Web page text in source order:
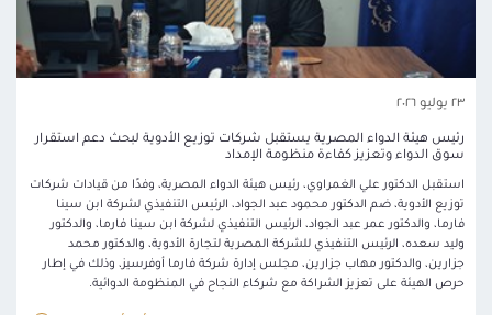
٢٣ يوليو ٢٠٢٦
رئيس هيئة الدواء المصرية يستقبل شركات توزيع الأدوية لبحث دعم استقرار
سوق الدواء وتعزيز كفاءة منظومة الإمداد
استقبل الدكتور علي الغمراوي، رئيس هيئة الدواء المصرية، وفدًا من قيادات شركات
توزيع الأدوية، ضم الدكتور محمود عبد الجواد، الرئيس التنفيذي لشركة ابن سينا
فارما، والدكتور عمر عبد الجواد، الرئيس التنفيذي لشركة ابن سينا فارما، والدكتور
وليد سعده، الرئيس التنفيذي للشركة المصرية لتجارة الأدوية، والدكتور محمد
جزارين، والدكتور مهاب جزارين، مجلس إدارة شركة فارما أوفرسيز، وذلك في إطار
حرص الهيئة على تعزيز الشراكة مع شركاء النجاح في المنظومة الدوائية.